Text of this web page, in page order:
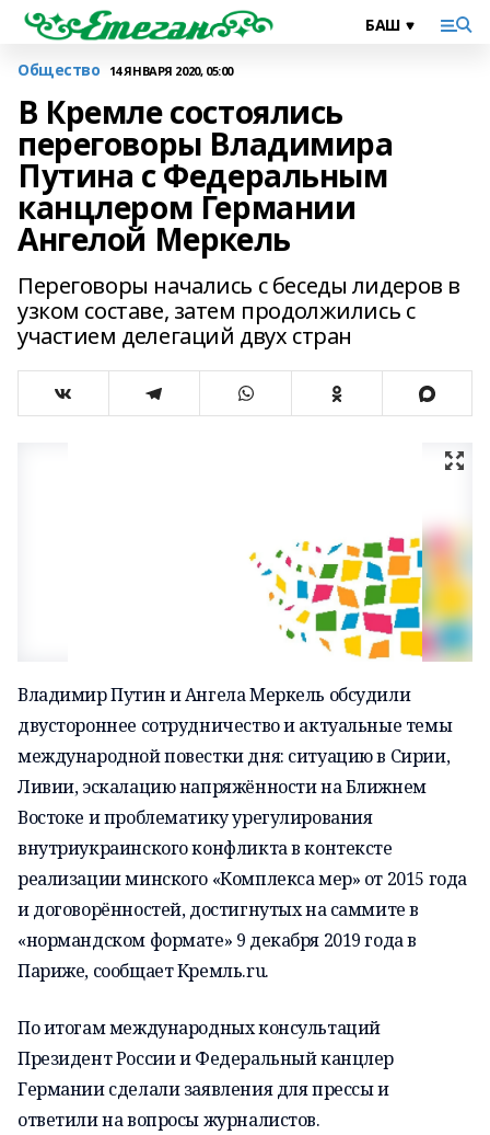
Общество 14 ЯНВАРЯ 2020, 05:00
В Кремле состоялись
переговоры Владимира
Путина с Федеральным
канцлером Германии
Ангелой Меркель
Переговоры начались с беседы лидеров в
узком составе, затем продолжились с
участием делегаций двух стран
Владимир Путин иАнгела Меркель обсудили
двустороннее сотрудничество и актуальные темы
международной повестки дня: ситуацию в Сирии,
Ливии, эскалацию напряжённости на Ближнем
Востоке и проблематику урегулирования
внутриукраинского конфликта в контексте
реализации минского «Комплекса мер» от 2015 года
и договорённостей, достигнутых насаммитев
«нормандском формате» 9 декабря 2019 года в
Париже, сообщаетКремль.ru.
По итогам международных консультаций
Президент России и Федеральный канцлер
Германии сделали заявления для прессы и
ответили на вопросы журналистов.